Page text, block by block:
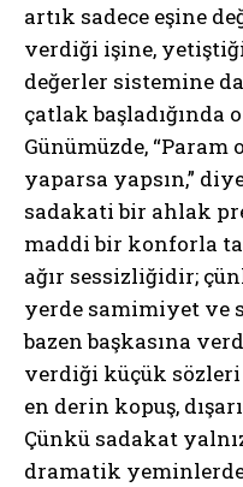
artık sadece eşine
verdiği işine,
değerler sistemine
çatlak başladığında
Günümüzde,
yaparsa yapsın,”
sadakati bir ahlak
maddi bir konforla
ağır sessizliğidir;
yerde samimiyet ve
bazen başkasına
verdiği küçük sözleri
en derin kopuş,
Çünkü sadakat
dramatik yeminlerde